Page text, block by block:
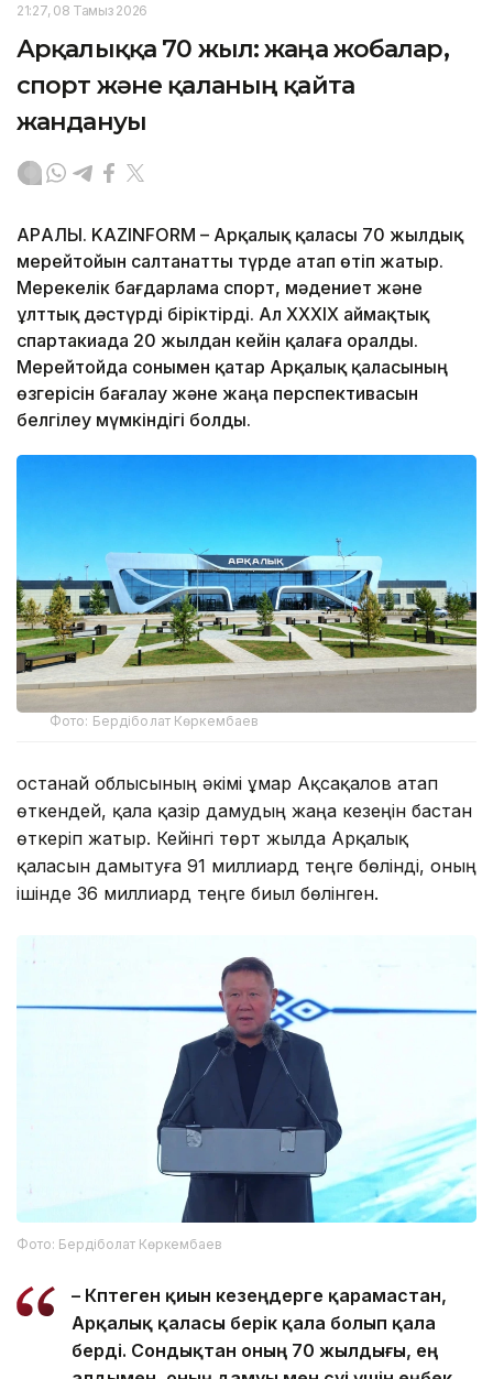
21:27, 08 Тамыз 2026
Арқалыққа 70 жыл: жаңа жобалар,
спорт және қаланың қайта
жандануы
АРҚАЛЫҚ. KAZINFORM – Арқалық қаласы 70 жылдық
мерейтойын салтанатты түрде атап өтіп жатыр.
Мерекелік бағдарлама спорт, мәдениет және
ұлттық дәстүрді біріктірді. Ал XXXIX аймақтық
спартакиада 20 жылдан кейін қалаға оралды.
Мерейтойда сонымен қатар Арқалық қаласының
өзгерісін бағалау және жаңа перспективасын
белгілеу мүмкіндігі болды.
Фото: Бердіболат Көркембаев
Қостанай облысының әкімі Құмар Ақсақалов атап
өткендей, қала қазір дамудың жаңа кезеңін бастан
өткеріп жатыр. Кейінгі төрт жылда Арқалық
қаласын дамытуға 91 миллиард теңге бөлінді, оның
ішінде 36 миллиард теңге биыл бөлінген.
Фото: Бердіболат Көркембаев
– Көптеген қиын кезеңдерге қарамастан,
Арқалық қаласы берік қала болып қала
берді. Сондықтан оның 70 жылдығы, ең